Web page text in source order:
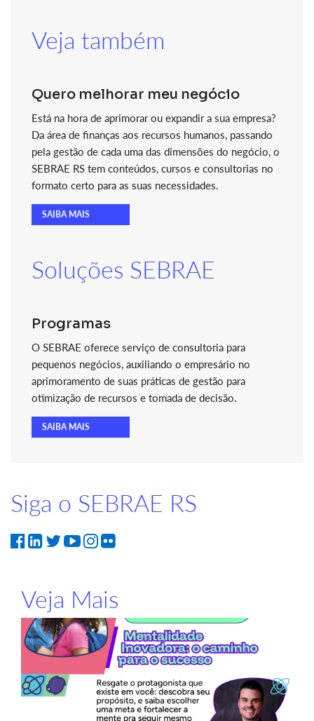
Veja também
Quero melhorar meu negócio
Está na hora de aprimorar ou expandir a sua empresa?
Da área de finanças aos recursos humanos, passando
pela gestão de cada uma das dimensões do negócio, o
SEBRAE RS tem conteúdos, cursos e consultorias no
formato certo para as suas necessidades.
SAIBA MAIS
Soluções SEBRAE
Programas
O SEBRAE oferece serviço de consultoria para
pequenos negócios, auxiliando o empresário no
aprimoramento de suas práticas de gestão para
otimização de recursos e tomada de decisão.
SAIBA MAIS
Siga o SEBRAE RS
Veja Mais